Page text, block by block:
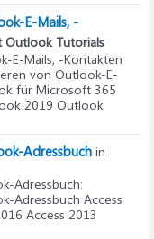
E-Mails, -
Outlook Tutorials
E-Mails, -Kontakten
von Outlook-E-
für Microsoft 365
2019 Outlook
Adressbuch in
Adressbuch:
Adressbuch Access
Access 2013